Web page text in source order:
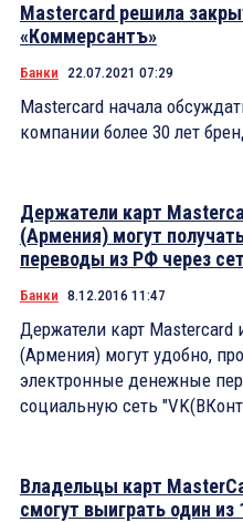
Mastercard решила
«Коммерсантъ»
Банки 22.07.2021 07:29
Mastercard начала
компании более 30 лет
Держатели карт
(Армения) могут
переводы из РФ через
Банки 8.12.2016 11:47
Держатели карт
(Армения) могут удобно,
электронные денежные
социальную сеть
Владельцы карт
смогут выиграть один